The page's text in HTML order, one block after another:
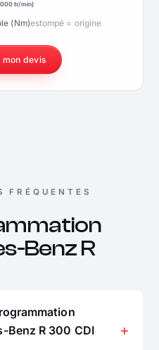
tr/min)
(Nm)estompé = origine
mon devis
FRÉQUENTES
Benz R
Benz R 300 CDI